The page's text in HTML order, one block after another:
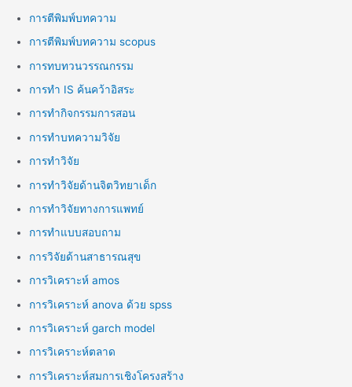
การตีพิมพ์บทความ
การตีพิมพ์บทความ scopus
การทบทวนวรรณกรรม
การทำ IS ค้นคว้าอิสระ
การทำกิจกรรมการสอน
การทำบทความวิจัย
การทำวิจัย
การทำวิจัยด้านจิตวิทยาเด็ก
การทำวิจัยทางการแพทย์
การทำแบบสอบถาม
การวิจัยด้านสาธารณสุข
การวิเคราะห์ amos
การวิเคราะห์ anova ด้วย spss
การวิเคราะห์ garch model
การวิเคราะห์ตลาด
การวิเคราะห์สมการเชิงโครงสร้าง